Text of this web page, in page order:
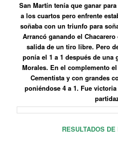
San Martín tenía que ganar
a los cuartos pero enfrente
soñaba con un triunfo para
Arrancó ganando el
salida de un tiro libre. Pero
ponía el 1 a 1 después de
Morales. En el complemento
Cementista y con grandes
poniéndose 4 a 1. Fue
RESULTADOS